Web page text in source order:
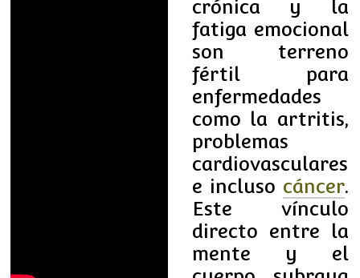
crónica y la
fatiga emocional
son terreno
fértil para
enfermedades
como la artritis,
problemas
cardiovasculares
e incluso cáncer.
Este vínculo
directo entre la
mente y el